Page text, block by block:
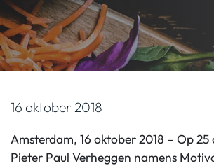
16 oktober 2018
Amsterdam, 16 oktober 2018 – Op
Pieter Paul Verheggen namens